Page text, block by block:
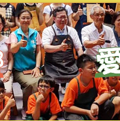
市孔廟
智慧
家庭教育